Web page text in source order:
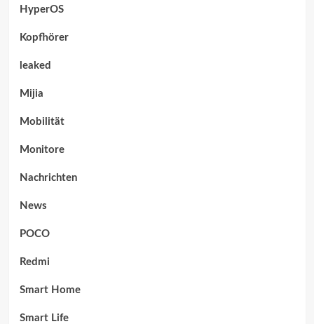
HyperOS
Kopfhörer
leaked
Mijia
Mobilität
Monitore
Nachrichten
News
POCO
Redmi
Smart Home
Smart Life